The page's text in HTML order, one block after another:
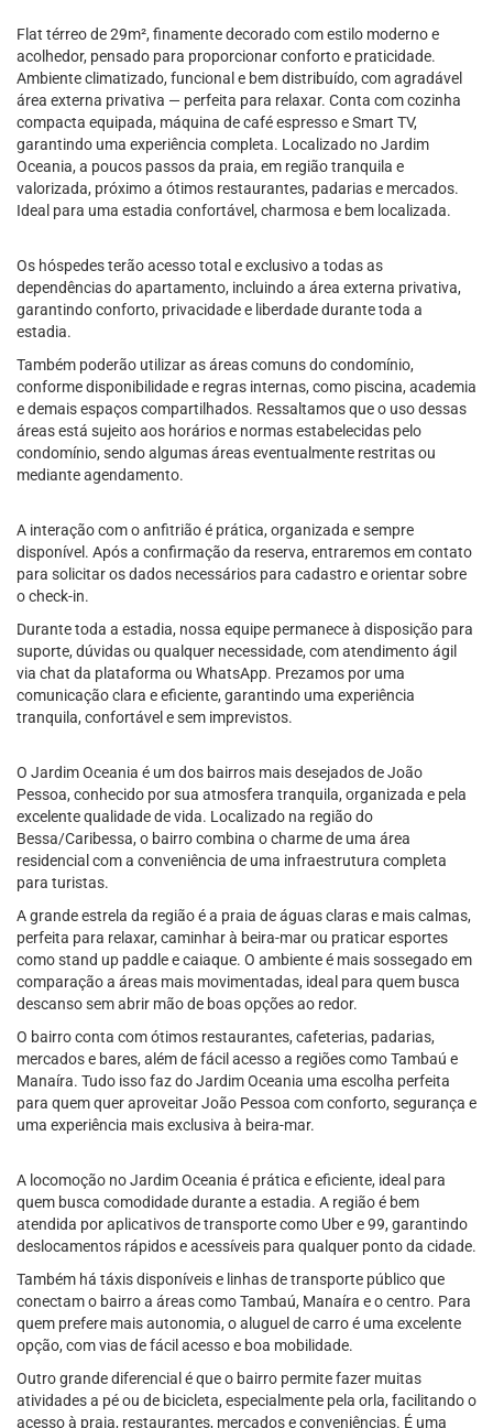
Flat térreo de 29m², finamente decorado com estilo moderno e
acolhedor, pensado para proporcionar conforto e praticidade.
Ambiente climatizado, funcional e bem distribuído, com agradável
área externa privativa — perfeita para relaxar. Conta com cozinha
compacta equipada, máquina de café espresso e Smart TV,
garantindo uma experiência completa. Localizado no Jardim
Oceania, a poucos passos da praia, em região tranquila e
valorizada, próximo a ótimos restaurantes, padarias e mercados.
Ideal para uma estadia confortável, charmosa e bem localizada.
Os hóspedes terão acesso total e exclusivo a todas as
dependências do apartamento, incluindo a área externa privativa,
garantindo conforto, privacidade e liberdade durante toda a
estadia.
Também poderão utilizar as áreas comuns do condomínio,
conforme disponibilidade e regras internas, como piscina, academia
e demais espaços compartilhados. Ressaltamos que o uso dessas
áreas está sujeito aos horários e normas estabelecidas pelo
condomínio, sendo algumas áreas eventualmente restritas ou
mediante agendamento.
A interação com o anfitrião é prática, organizada e sempre
disponível. Após a confirmação da reserva, entraremos em contato
para solicitar os dados necessários para cadastro e orientar sobre
o check-in.
Durante toda a estadia, nossa equipe permanece à disposição para
suporte, dúvidas ou qualquer necessidade, com atendimento ágil
via chat da plataforma ou WhatsApp. Prezamos por uma
comunicação clara e eficiente, garantindo uma experiência
tranquila, confortável e sem imprevistos.
O Jardim Oceania é um dos bairros mais desejados de João
Pessoa, conhecido por sua atmosfera tranquila, organizada e pela
excelente qualidade de vida. Localizado na região do
Bessa/Caribessa, o bairro combina o charme de uma área
residencial com a conveniência de uma infraestrutura completa
para turistas.
A grande estrela da região é a praia de águas claras e mais calmas,
perfeita para relaxar, caminhar à beira-mar ou praticar esportes
como stand up paddle e caiaque. O ambiente é mais sossegado em
comparação a áreas mais movimentadas, ideal para quem busca
descanso sem abrir mão de boas opções ao redor.
O bairro conta com ótimos restaurantes, cafeterias, padarias,
mercados e bares, além de fácil acesso a regiões como Tambaú e
Manaíra. Tudo isso faz do Jardim Oceania uma escolha perfeita
para quem quer aproveitar João Pessoa com conforto, segurança e
uma experiência mais exclusiva à beira-mar.
A locomoção no Jardim Oceania é prática e eficiente, ideal para
quem busca comodidade durante a estadia. A região é bem
atendida por aplicativos de transporte como Uber e 99, garantindo
deslocamentos rápidos e acessíveis para qualquer ponto da cidade.
Também há táxis disponíveis e linhas de transporte público que
conectam o bairro a áreas como Tambaú, Manaíra e o centro. Para
quem prefere mais autonomia, o aluguel de carro é uma excelente
opção, com vias de fácil acesso e boa mobilidade.
Outro grande diferencial é que o bairro permite fazer muitas
atividades a pé ou de bicicleta, especialmente pela orla, facilitando o
acesso à praia, restaurantes, mercados e conveniências. É uma